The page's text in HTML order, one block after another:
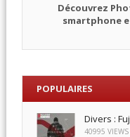
Découvrez
smartphone
POPULAIRES
Divers :
40995